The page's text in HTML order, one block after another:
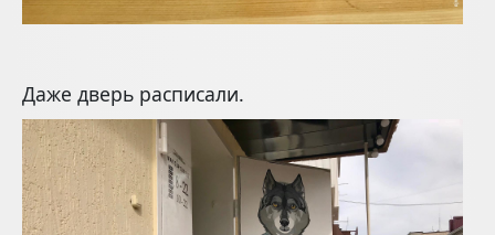
Даже дверь расписали.